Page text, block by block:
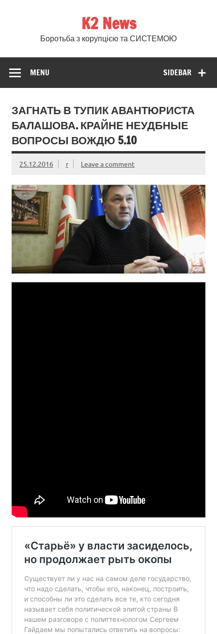
K2 News
Боротьба з корупцією та СИСТЕМОЮ
SIDEBAR
MENU
ЗАГНАТЬ В ТУПИК АВАНТЮРИСТА
БАЛАШОВА. КРАЙНЕ НЕУДБНЫЕ
ВОПРОСЫ ВОЖДЮ 5.10
25.12.2016 r Leave a comment